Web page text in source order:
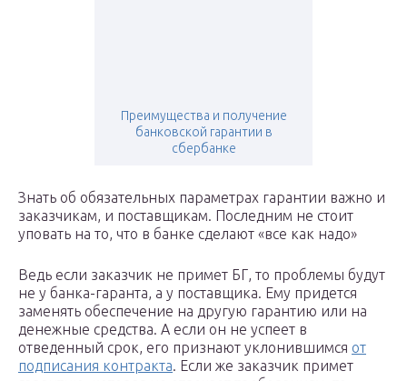
Преимущества и получение
банковской гарантии в
сбербанке
Знать об обязательных параметрах гарантии важно и
заказчикам, и поставщикам. Последним не стоит
уповать на то, что в банке сделают «все как надо»
Ведь если заказчик не примет БГ, то проблемы будут
не у банка-гаранта, а у поставщика. Ему придется
заменять обеспечение на другую гарантию или на
денежные средства. А если он не успеет в
отведенный срок, его признают уклонившимся от
подписания контракта. Если же заказчик примет